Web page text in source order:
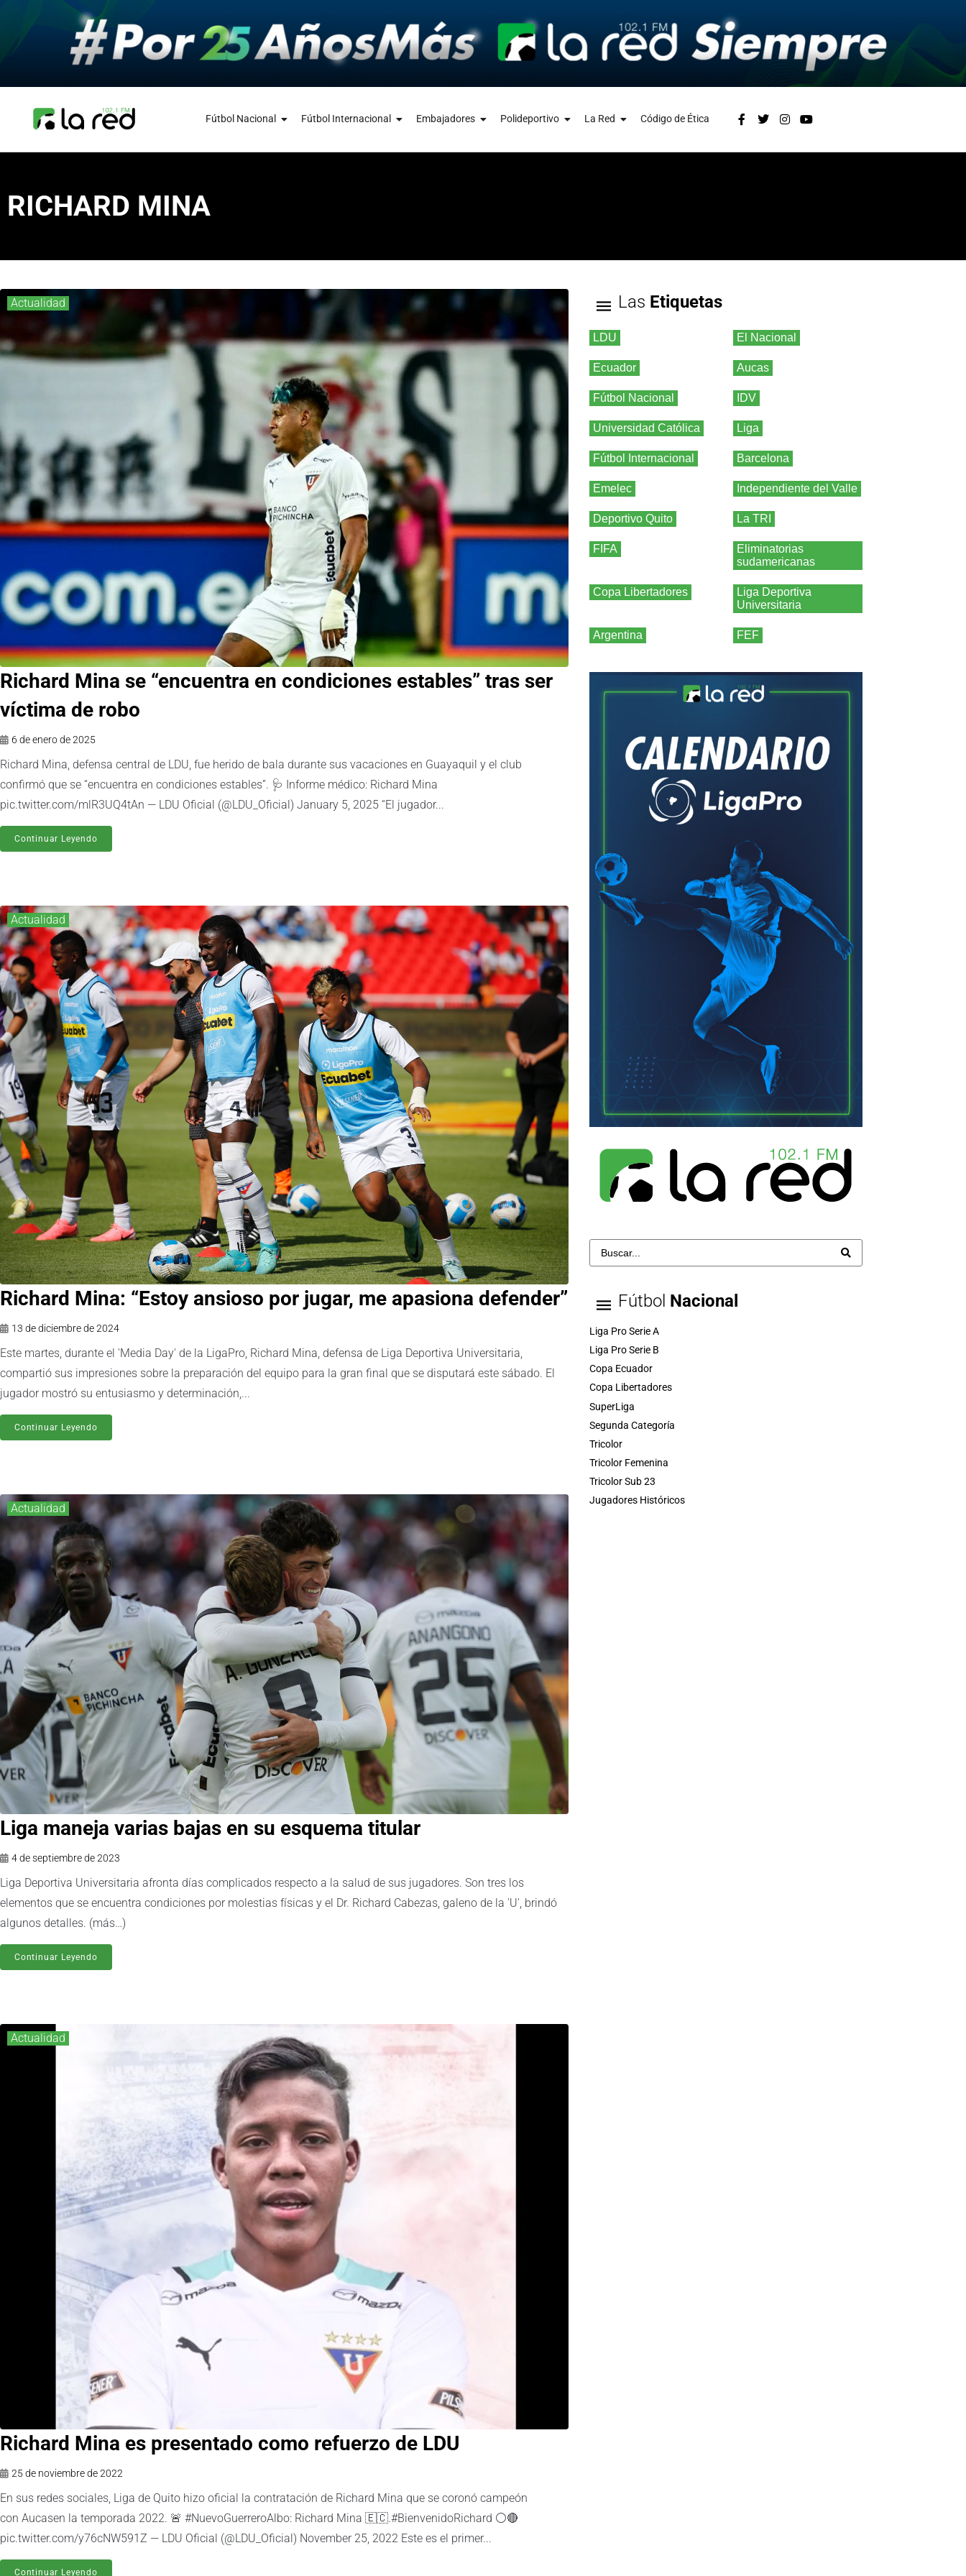
Fútbol Nacional Fútbol Internacional Embajadores Polideportivo La Red Código de Ética
RICHARD MINA
Actualidad
Richard Mina se “encuentra en condiciones estables” tras ser
víctima de robo
6 de enero de 2025
Richard Mina, defensa central de LDU, fue herido de bala durante sus vacaciones en Guayaquil y el club
confirmó que se “encuentra en condiciones estables”. 🩺 Informe médico: Richard Mina
pic.twitter.com/mlR3UQ4tAn — LDU Oficial (@LDU_Oficial) January 5, 2025 “El jugador...
Continuar Leyendo
Actualidad
Richard Mina: “Estoy ansioso por jugar, me apasiona defender”
13 de diciembre de 2024
Este martes, durante el 'Media Day' de la LigaPro, Richard Mina, defensa de Liga Deportiva Universitaria,
compartió sus impresiones sobre la preparación del equipo para la gran final que se disputará este sábado. El
jugador mostró su entusiasmo y determinación,...
Continuar Leyendo
Actualidad
Liga maneja varias bajas en su esquema titular
4 de septiembre de 2023
Liga Deportiva Universitaria afronta días complicados respecto a la salud de sus jugadores. Son tres los
elementos que se encuentra condiciones por molestias físicas y el Dr. Richard Cabezas, galeno de la 'U', brindó
algunos detalles. (más…)
Continuar Leyendo
Actualidad
Richard Mina es presentado como refuerzo de LDU
25 de noviembre de 2022
En sus redes sociales, Liga de Quito hizo oficial la contratación de Richard Mina que se coronó campeón
con Aucasen la temporada 2022. 🚨 #NuevoGuerreroAlbo: Richard Mina 🇪🇨.#BienvenidoRichard ⚪🔴
pic.twitter.com/y76cNW591Z — LDU Oficial (@LDU_Oficial) November 25, 2022 Este es el primer...
Continuar Leyendo
Las Etiquetas
LDU El Nacional
Ecuador Aucas
Fútbol Nacional IDV
Universidad Católica Liga
Fútbol Internacional Barcelona
Emelec Independiente del Valle
Deportivo Quito La TRI
FIFA
Eliminatorias
sudamericanas
Copa Libertadores
Liga Deportiva
Universitaria
Argentina FEF
Fútbol Nacional
Liga Pro Serie A
Liga Pro Serie B
Copa Ecuador
Copa Libertadores
SuperLiga
Segunda Categoría
Tricolor
Tricolor Femenina
Tricolor Sub 23
Jugadores Históricos